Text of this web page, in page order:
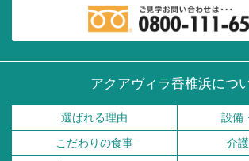
アクアヴィラ香椎浜につ
選ばれる理由
設備
こだわりの食事
介